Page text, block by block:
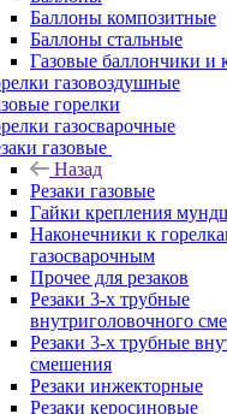
Баллоны композитные
Баллоны стальные
Газовые баллончики и
газовоздушные
горелки
газосварочные
газовые
Назад
Резаки газовые
Гайки крепления
Наконечники к
газосварочным
Прочее для резаков
Резаки 3-х трубные
внутриголовочного
Резаки 3-х трубные
смешения
Резаки инжекторные
Резаки керосиновые